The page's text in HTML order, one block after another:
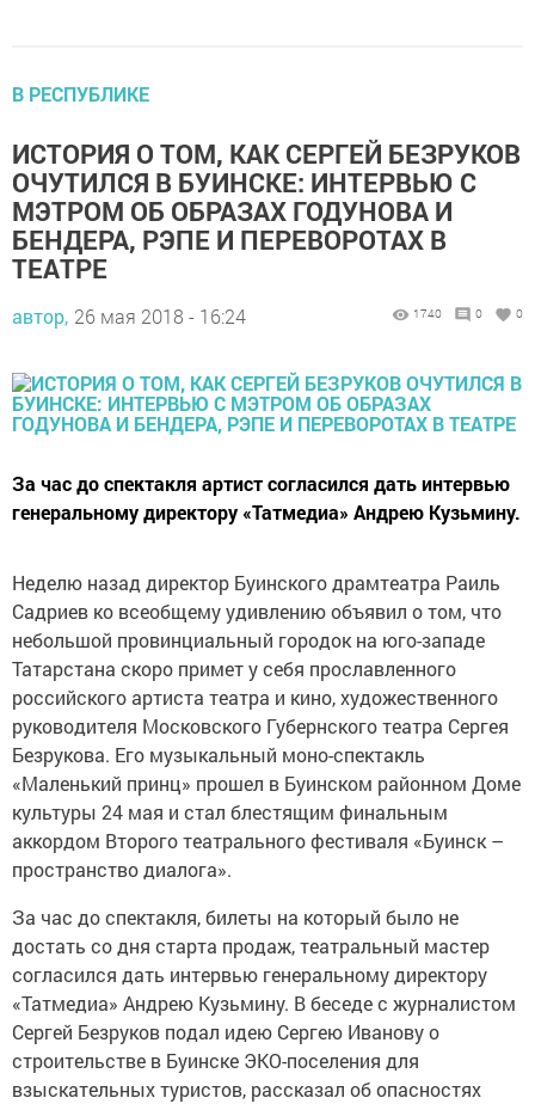
В РЕСПУБЛИКЕ
ИСТОРИЯ О ТОМ, КАК СЕРГЕЙ БЕЗРУКОВ
ОЧУТИЛСЯ В БУИНСКЕ: ИНТЕРВЬЮ С
МЭТРОМ ОБ ОБРАЗАХ ГОДУНОВА И
БЕНДЕРА, РЭПЕ И ПЕРЕВОРОТАХ В
ТЕАТРЕ
автор, 26 мая 2018 - 16:24 1740 0 0
За час до спектакля артист согласился дать интервью
генеральному директору «Татмедиа» Андрею Кузьмину.
Неделю назад директор Буинского драмтеатра Раиль
Садриев ко всеобщему удивлению объявил о том, что
небольшой провинциальный городок на юго-западе
Татарстана скоро примет у себя прославленного
российского артиста театра и кино, художественного
руководителя Московского Губернского театра Сергея
Безрукова. Его музыкальный моно-спектакль
«Маленький принц» прошел в Буинском районном Доме
культуры 24 мая и стал блестящим финальным
аккордом Второго театрального фестиваля «Буинск –
пространство диалога».
За час до спектакля, билеты на который было не
достать со дня старта продаж, театральный мастер
согласился дать интервью генеральному директору
«Татмедиа» Андрею Кузьмину. В беседе с журналистом
Сергей Безруков подал идею Сергею Иванову о
строительстве в Буинске ЭКО-поселения для
взыскательных туристов, рассказал об опасностях